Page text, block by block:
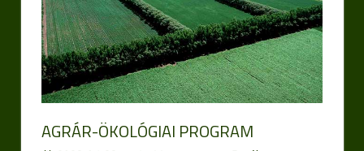
AGRÁR-ÖKOLÓGIAI PROGRAM